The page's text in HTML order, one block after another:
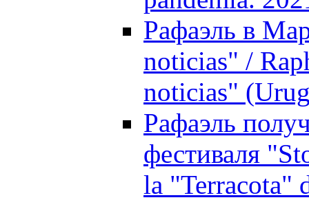
Рафаэль в
noticias" /
noticias"
Рафаэль
фестиваля
la "Terracota"